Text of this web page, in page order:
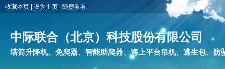
收藏本页 设为主页 随便看看
中际联合（北京）科技股份有限公司
塔筒升降机、免爬器、智能助爬器、海上平台吊机、逃生包、